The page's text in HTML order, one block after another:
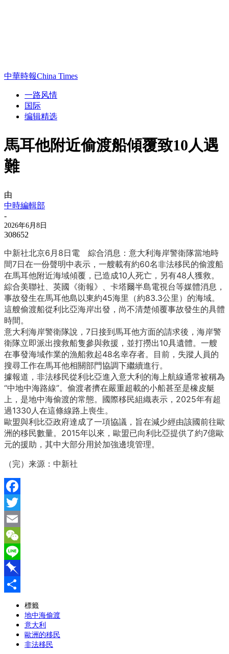
中華時報China Times
一路风情
国际
编辑精选
馬耳他附近偷渡船傾覆致10人遇
難
由
中時編輯部
-
2026年6月8日
308652
中新社北京6月8日電 綜合消息：意大利海岸警衛隊當地時
間7日在一份聲明中表示，一艘載有約60名非法移民的偷渡船
在馬耳他附近海域傾覆，已造成10人死亡，另有48人獲救。
綜合美聯社、英國《衛報》、卡塔爾半島電視台等媒體消息，
事故發生在馬耳他島以東約45海里（約83.3公里）的海域。
這艘偷渡船從利比亞海岸出發，尚不清楚傾覆事故發生的具體
時間。
意大利海岸警衛隊說，7日接到馬耳他方面的請求後，海岸警
衛隊立即派出搜救船隻參與救援，並打撈出10具遺體。一艘
在事發海域作業的漁船救起48名幸存者。目前，失蹤人員的
搜尋工作在馬耳他相關部門協調下繼續進行。
據報道，非法移民從利比亞進入意大利的海上航線通常被稱為
“中地中海路線”。偷渡者擠在嚴重超載的小船甚至是橡皮艇
上，是地中海偷渡的常態。國際移民組織表示，2025年有超
過1330人在這條線路上喪生。
歐盟與利比亞政府達成了一項協議，旨在減少經由該國前往歐
洲的移民數量。2015年以來，歐盟已向利比亞提供了約7億歐
元的援助，其中大部分用於加強邊境管理。
（完）来源：中新社
Facebook
Twitter
Email
WeChat
Line
Pinboard
標籤
地中海偷渡
意大利
歐洲的移民
非法移民